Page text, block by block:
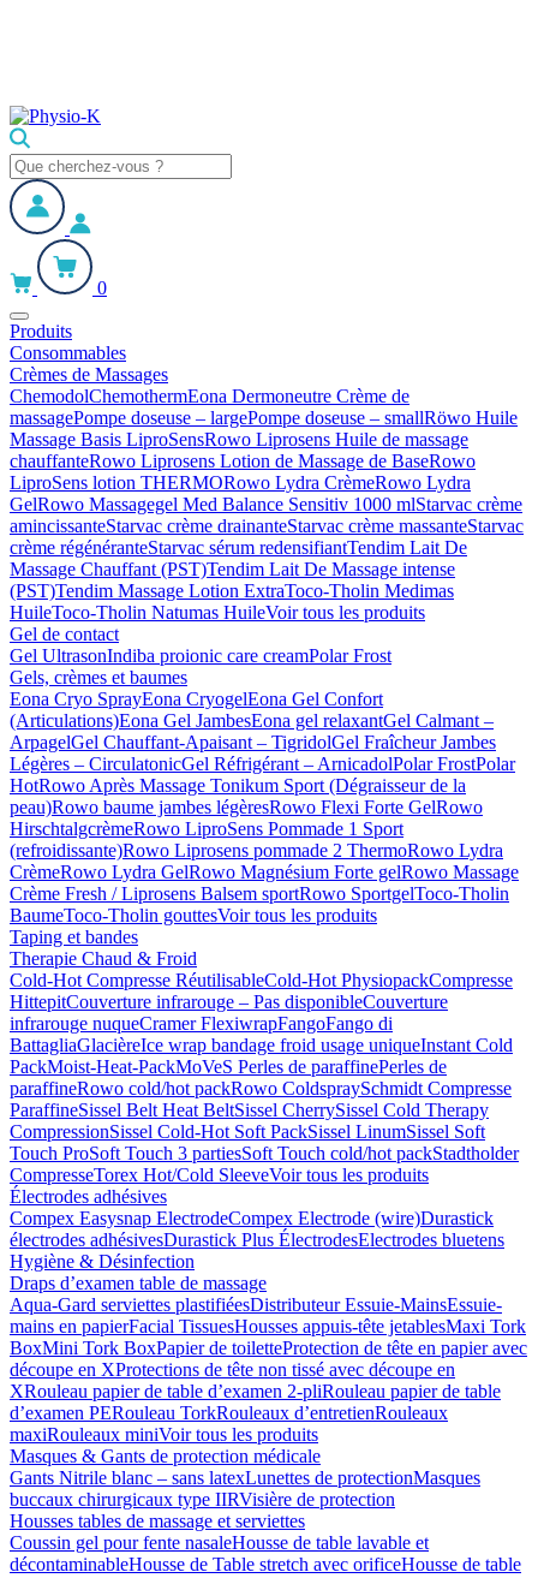
0
Produits
Consommables
Crèmes de Massages
ChemodolChemothermEona Dermoneutre Crème de
massagePompe doseuse – largePompe doseuse – smallRöwo Huile
Massage Basis LiproSensRowo Liprosens Huile de massage
chauffanteRowo Liprosens Lotion de Massage de BaseRowo
LiproSens lotion THERMORowo Lydra CrèmeRowo Lydra
GelRowo Massagegel Med Balance Sensitiv 1000 mlStarvac crème
amincissanteStarvac crème drainanteStarvac crème massanteStarvac
crème régénéranteStarvac sérum redensifiantTendim Lait De
Massage Chauffant (PST)Tendim Lait De Massage intense
(PST)Tendim Massage Lotion ExtraToco-Tholin Medimas
HuileToco-Tholin Natumas HuileVoir tous les produits
Gel de contact
Gel UltrasonIndiba proionic care creamPolar Frost
Gels, crèmes et baumes
Eona Cryo SprayEona CryogelEona Gel Confort
(Articulations)Eona Gel JambesEona gel relaxantGel Calmant –
ArpagelGel Chauffant-Apaisant – TigridolGel Fraîcheur Jambes
Légères – CirculatonicGel Réfrigérant – ArnicadolPolar FrostPolar
HotRowo Après Massage Tonikum Sport (Dégraisseur de la
peau)Rowo baume jambes légèresRowo Flexi Forte GelRowo
HirschtalgcrèmeRowo LiproSens Pommade 1 Sport
(refroidissante)Rowo Liprosens pommade 2 ThermoRowo Lydra
CrèmeRowo Lydra GelRowo Magnésium Forte gelRowo Massage
Crème Fresh / Liprosens Balsem sportRowo SportgelToco-Tholin
BaumeToco-Tholin gouttesVoir tous les produits
Taping et bandes
Therapie Chaud & Froid
Cold-Hot Compresse RéutilisableCold-Hot PhysiopackCompresse
HittepitCouverture infrarouge – Pas disponibleCouverture
infrarouge nuqueCramer FlexiwrapFangoFango di
BattagliaGlacièreIce wrap bandage froid usage uniqueInstant Cold
PackMoist-Heat-PackMoVeS Perles de paraffinePerles de
paraffineRowo cold/hot packRowo ColdspraySchmidt Compresse
ParaffineSissel Belt Heat BeltSissel CherrySissel Cold Therapy
CompressionSissel Cold-Hot Soft PackSissel LinumSissel Soft
Touch ProSoft Touch 3 partiesSoft Touch cold/hot packStadtholder
CompresseTorex Hot/Cold SleeveVoir tous les produits
Électrodes adhésives
Compex Easysnap ElectrodeCompex Electrode (wire)Durastick
électrodes adhésivesDurastick Plus ÉlectrodesElectrodes bluetens
Hygiène & Désinfection
Draps d’examen table de massage
Aqua-Gard serviettes plastifiéesDistributeur Essuie-MainsEssuie-
mains en papierFacial TissuesHousses appuis-tête jetablesMaxi Tork
BoxMini Tork BoxPapier de toiletteProtection de tête en papier avec
découpe en XProtections de tête non tissé avec découpe en
XRouleau papier de table d’examen 2-pliRouleau papier de table
d’examen PERouleau TorkRouleaux d’entretienRouleaux
maxiRouleaux miniVoir tous les produits
Masques & Gants de protection médicale
Gants Nitrile blanc – sans latexLunettes de protectionMasques
buccaux chirurgicaux type IIRVisière de protection
Housses tables de massage et serviettes
Coussin gel pour fente nasaleHousse de table lavable et
décontaminableHousse de Table stretch avec orificeHousse de table